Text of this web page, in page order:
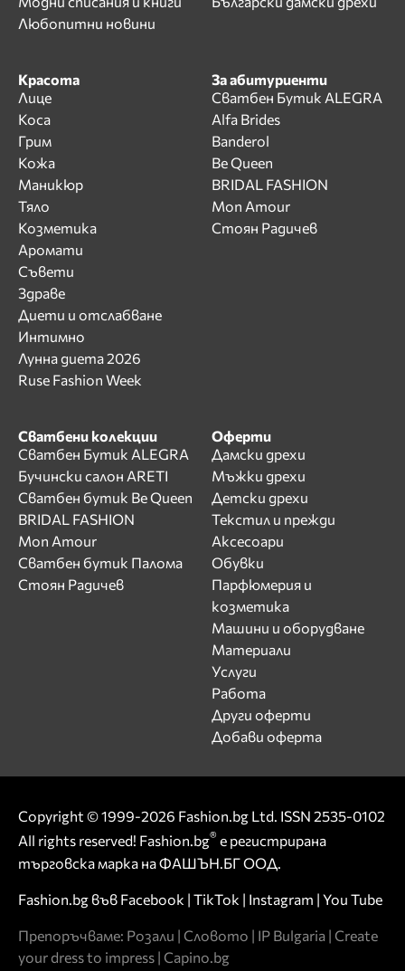
Любопитни новини
Красота
Лице
Коса
Грим
Кожа
Маникюр
Тяло
Козметика
Аромати
Съвети
Здраве
Диети и отслабване
Интимно
Лунна диета 2026
Ruse Fashion Week
За абитуриенти
Сватбен Бутик ALEGRA
Alfa Brides
Banderol
Be Queen
BRIDAL FASHION
Mon Amour
Стоян Радичев
Сватбени колекции
Сватбен Бутик ALEGRA
Бучински салон ARETI
Сватбен бутик Be Queen
BRIDAL FASHION
Mon Amour
Сватбен бутик Палома
Стоян Радичев
Оферти
Дамски дрехи
Мъжки дрехи
Детски дрехи
Текстил и прежди
Аксесоари
Обувки
Парфюмерия и
козметика
Машини и оборудване
Материали
Услуги
Работа
Други оферти
Добави оферта
Copyright © 1999-2026 Fashion.bg Ltd. ISSN 2535-0102
All rights reserved! Fashion.bg® е регистрирана
търговска марка на ФАШЪН.БГ ООД.
Fashion.bg във Facebook | TikTok | Instagram | You Tube
Препоръчваме: Розали | Словото | IP Bulgaria | Create
your dress to impress | Capino.bg